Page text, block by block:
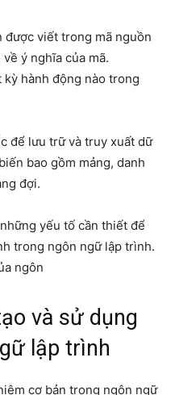
được viết trong mã nguồn
ý nghĩa của mã.
hành động nào trong
để lưu trữ và truy xuất dữ
bao gồm mảng, danh
đợi.
yếu tố cần thiết để
trong ngôn ngữ lập trình.
ngôn
và sử dụng
lập trình
cơ bản trong ngôn ngữ